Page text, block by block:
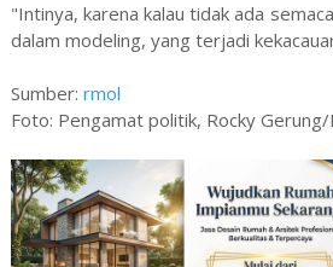
"Intinya, karena kalau tidak ada
dalam modeling, yang terjadi
Sumber: rmol
Foto: Pengamat politik, Rocky